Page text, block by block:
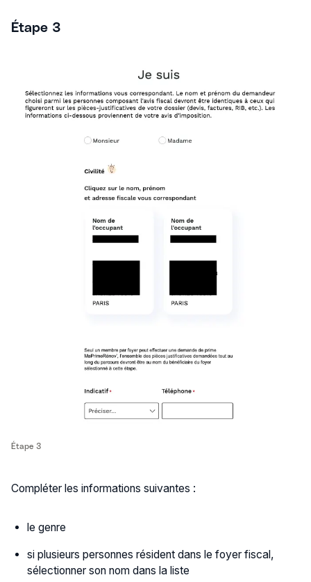
Étape 3
Étape 3
Compléter les informations suivantes :
le genre
si plusieurs personnes résident dans le foyer fiscal,
sélectionner son nom dans la liste